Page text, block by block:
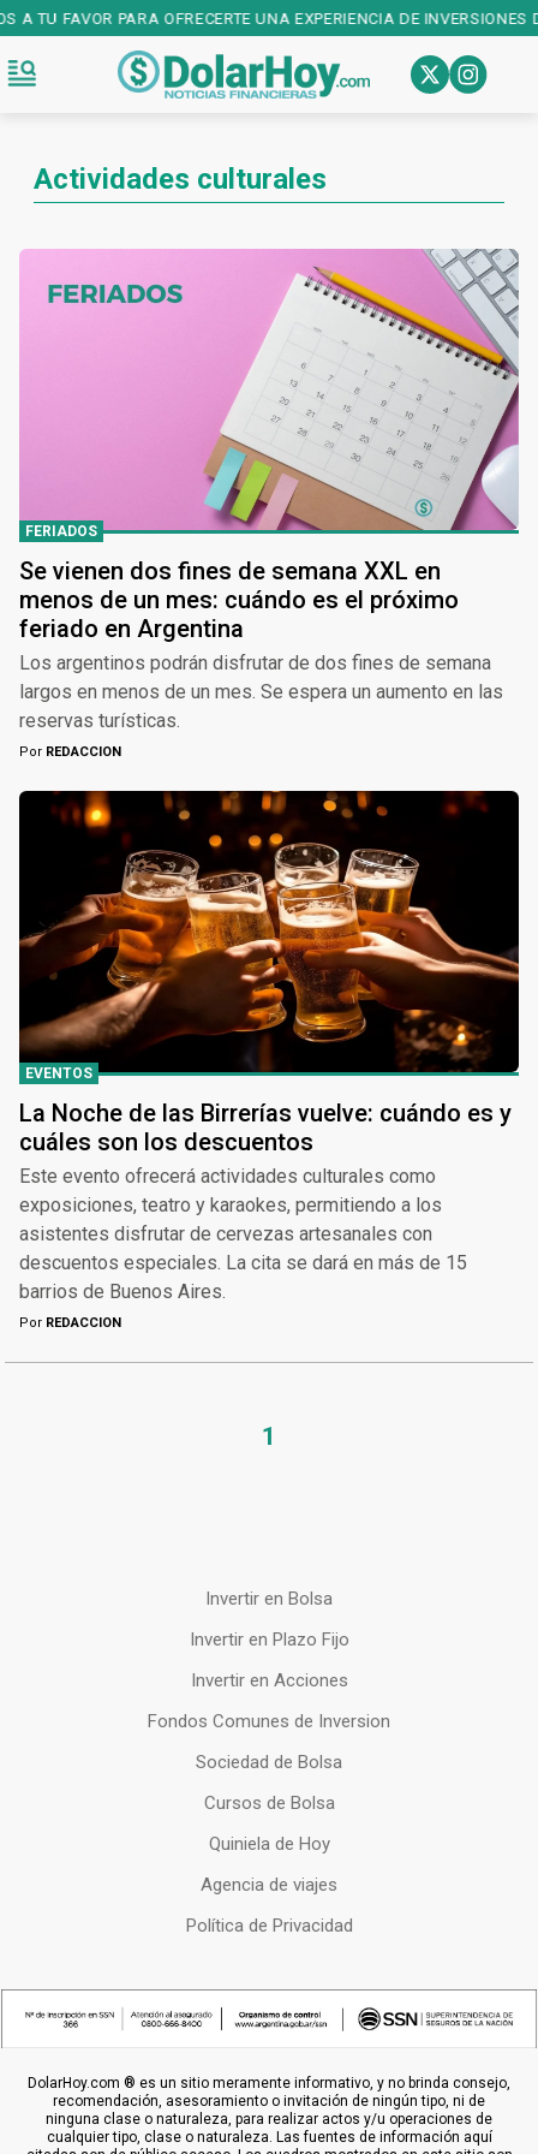
FAVOR PARA OFRECERTE UNA EXPERIENCIA DE INVERSIONES
Actividades culturales
FERIADOS
Se vienen dos fines de semana XXL en
menos de un mes: cuándo es el próximo
feriado en Argentina
Los argentinos podrán disfrutar de dos fines de semana
largos en menos de un mes. Se espera un aumento en las
reservas turísticas.
Por REDACCION
EVENTOS
La Noche de las Birrerías vuelve: cuándo es y
cuáles son los descuentos
Este evento ofrecerá actividades culturales como
exposiciones, teatro y karaokes, permitiendo a los
asistentes disfrutar de cervezas artesanales con
descuentos especiales. La cita se dará en más de 15
barrios de Buenos Aires.
Por REDACCION
1
Invertir en Bolsa
Invertir en Plazo Fijo
Invertir en Acciones
Fondos Comunes de Inversion
Sociedad de Bolsa
Cursos de Bolsa
Quiniela de Hoy
Agencia de viajes
Política de Privacidad
DolarHoy.com ® es un sitio meramente informativo, y no brinda consejo,
recomendación, asesoramiento o invitación de ningún tipo, ni de
ninguna clase o naturaleza, para realizar actos y/u operaciones de
cualquier tipo, clase o naturaleza. Las fuentes de información aquí